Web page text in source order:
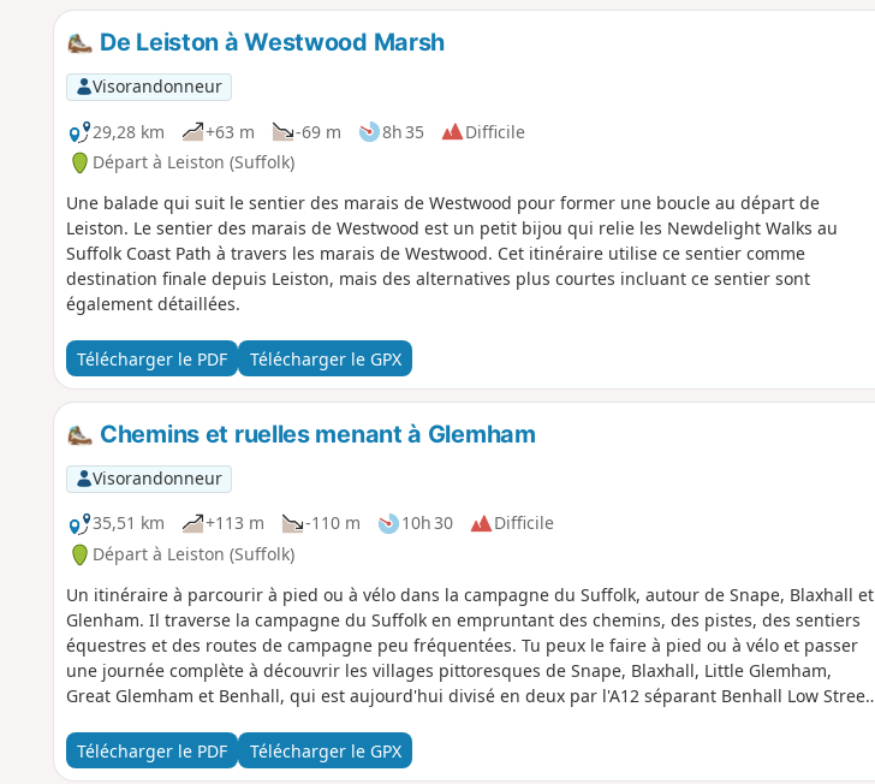
De Leiston à Westwood Marsh
Visorandonneur
29,28 km
+63 m -69 m 8h 35
Difficile
Départ à Leiston (Suffolk)
Une balade qui suit le sentier des marais de Westwood pour former une boucle au départ de
Leiston. Le sentier des marais de Westwood est un petit bijou qui relie les Newdelight Walks au
Suffolk Coast Path à travers les marais de Westwood. Cet itinéraire utilise ce sentier comme
destination finale depuis Leiston, mais des alternatives plus courtes incluant ce sentier sont
également détaillées.
Télécharger le PDF Télécharger le GPX
Chemins et ruelles menant à Glemham
Visorandonneur
35,51 km
+113 m -110 m 10h 30
Difficile
Départ à Leiston (Suffolk)
Un itinéraire à parcourir à pied ou à vélo dans la campagne du Suffolk, autour de Snape, Blaxhall et
Glenham. Il traverse la campagne du Suffolk en empruntant des chemins, des pistes, des sentiers
équestres et des routes de campagne peu fréquentées. Tu peux le faire à pied ou à vélo et passer
une journée complète à découvrir les villages pittoresques de Snape, Blaxhall, Little Glemham,
Great Glemham et Benhall, qui est aujourd'hui divisé en deux par l'A12 séparant Benhall Low Street
que le dimanche d'avril à octobre.
Télécharger le PDF Télécharger le GPX